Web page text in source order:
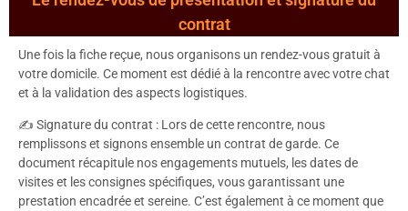
contrat
Une fois la fiche reçue, nous organisons un rendez-vous gratuit à
votre domicile. Ce moment est dédié à la rencontre avec votre chat
et à la validation des aspects logistiques.
✍️ Signature du contrat : Lors de cette rencontre, nous
remplissons et signons ensemble un contrat de garde. Ce
document récapitule nos engagements mutuels, les dates de
visites et les consignes spécifiques, vous garantissant une
prestation encadrée et sereine. C’est également à ce moment que